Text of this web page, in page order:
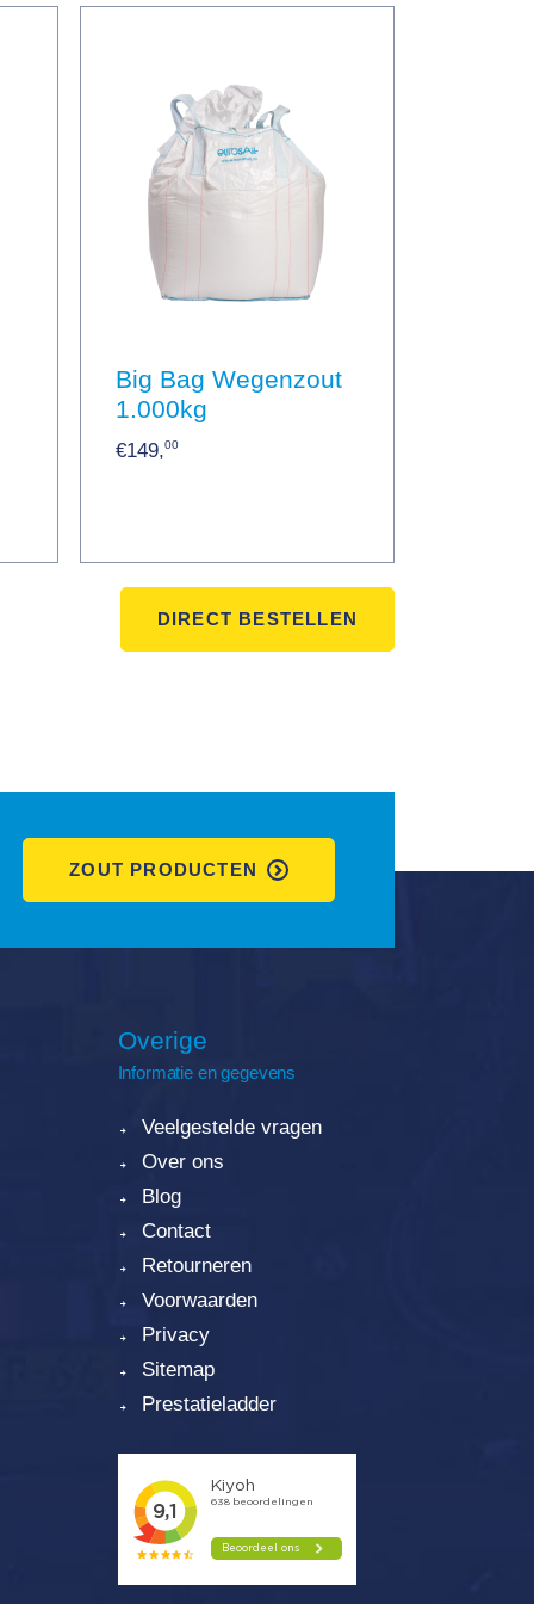
Big Bag Wegenzout
1.000kg
€149,00
DIRECT BESTELLEN
ZOUT PRODUCTEN
Overige
Informatie en gegevens
Veelgestelde vragen
Over ons
Blog
Contact
Retourneren
Voorwaarden
Privacy
Sitemap
Prestatieladder